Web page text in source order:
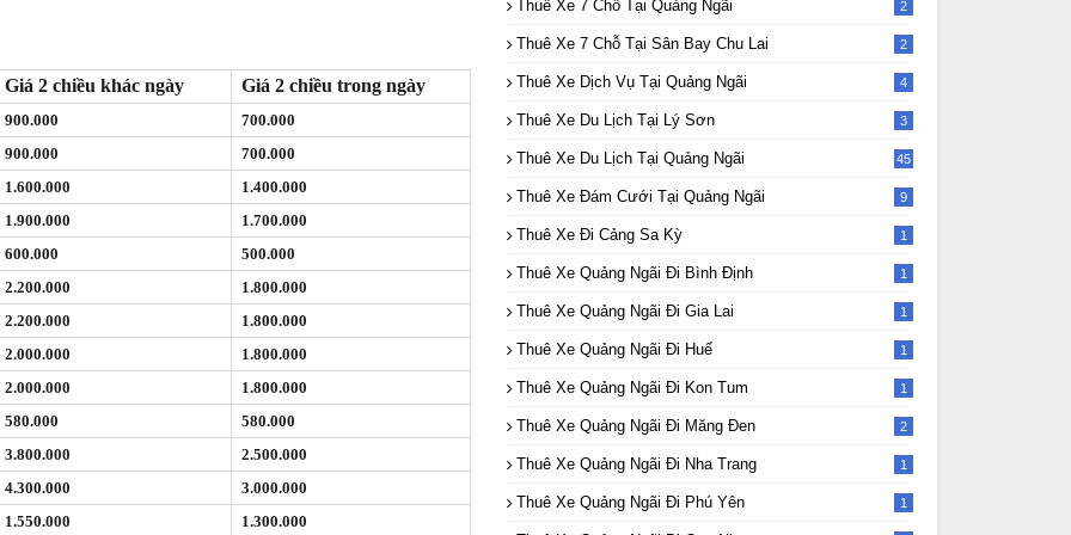
Giá 2 chiều khác ngày Giá 2 chiều trong ngày
900.000
700.000
900.000
700.000
1.600.000
1.400.000
1.900.000
1.700.000
600.000
500.000
2.200.000
1.800.000
2.200.000
1.800.000
2.000.000
1.800.000
2.000.000
1.800.000
580.000
580.000
3.800.000
2.500.000
4.300.000
3.000.000
1.550.000
1.300.000
Thuê Xe 7 Chỗ Tại Quảng Ngãi 2
Thuê Xe 7 Chỗ Tại Sân Bay Chu Lai 2
Thuê Xe Dịch Vụ Tại Quảng Ngãi 4
Thuê Xe Du Lịch Tại Lý Sơn 3
Thuê Xe Du Lịch Tại Quảng Ngãi 45
Thuê Xe Đám Cưới Tại Quảng Ngãi 9
Thuê Xe Đi Cảng Sa Kỳ 1
Thuê Xe Quảng Ngãi Đi Bình Định 1
Thuê Xe Quảng Ngãi Đi Gia Lai 1
Thuê Xe Quảng Ngãi Đi Huế 1
Thuê Xe Quảng Ngãi Đi Kon Tum 1
Thuê Xe Quảng Ngãi Đi Măng Đen 2
Thuê Xe Quảng Ngãi Đi Nha Trang 1
Thuê Xe Quảng Ngãi Đi Phú Yên 1